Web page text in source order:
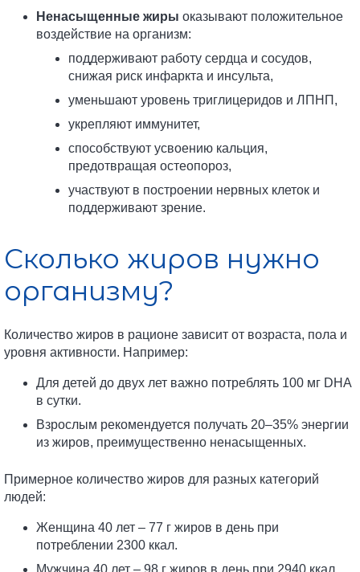
Ненасыщенные жиры оказывают положительное
воздействие на организм:
поддерживают работу сердца и сосудов,
снижая риск инфаркта и инсульта,
уменьшают уровень триглицеридов и ЛПНП,
укрепляют иммунитет,
способствуют усвоению кальция,
предотвращая остеопороз,
участвуют в построении нервных клеток и
поддерживают зрение.
Сколько жиров нужно
организму?
Количество жиров в рационе зависит от возраста, пола и
уровня активности. Например:
Для детей до двух лет важно потреблять 100 мг DHA
в сутки.
Взрослым рекомендуется получать 20–35% энергии
из жиров, преимущественно ненасыщенных.
Примерное количество жиров для разных категорий
людей:
Женщина 40 лет – 77 г жиров в день при
потреблении 2300 ккал.
Мужчина 40 лет – 98 г жиров в день при 2940 ккал.